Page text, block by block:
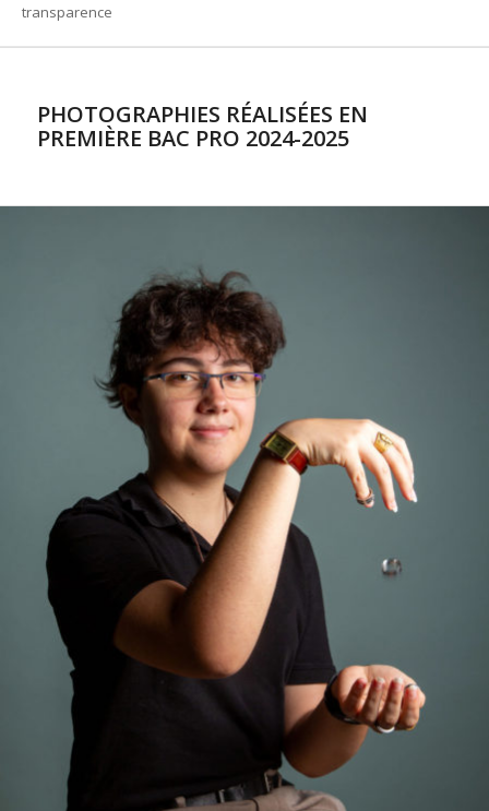
transparence
PHOTOGRAPHIES RÉALISÉES EN
PREMIÈRE BAC PRO 2024-2025